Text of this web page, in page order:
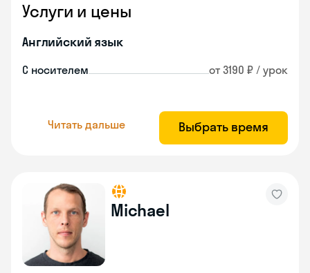
Услуги и цены
Английский язык
С носителем от 3190 ₽ / урок
Читать дальше Выбрать время
Michael